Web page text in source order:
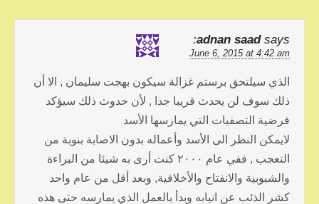
adnan saad says:
June 6, 2015 at 4:42 am
الذي سيلتحق برستم غزالة سيكون بهجت سليمان , الا أن
ذلك سوف لن يحدث قريبا جدا , لأن حدوث ذلك سيؤكد
فرضية التصفيات التي يمارسها الأسد
لايمكن النظر الى الأسد وأعماله بدون الاصابة بنوبة من
التعجب , ففي عام ٢٠٠٠ كنت أرى به شيئا من البراءة
والشبوبية والانفتاح والأخلاقية, وبعد أقل من عام واحد
كشر الذئب عن انيابه وبدأ بالعمل الذي يمارسه حتى هذه